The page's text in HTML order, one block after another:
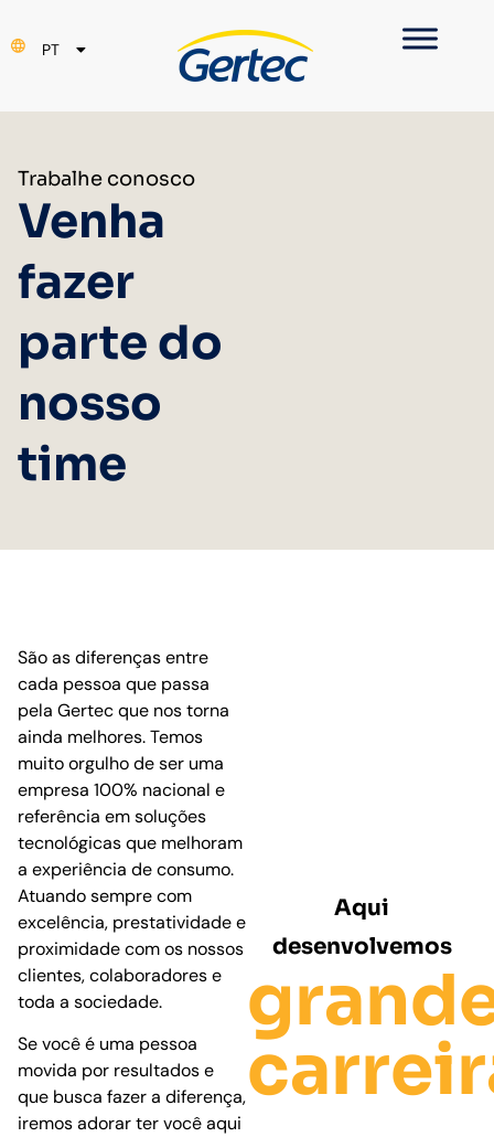
PT
ES
Trabalhe conosco
Venha
fazer
parte do
nosso
time
São as diferenças entre
cada pessoa que passa
pela Gertec que nos torna
ainda melhores. Temos
muito orgulho de ser uma
empresa 100% nacional e
referência em soluções
tecnológicas que melhoram
a experiência de consumo.
Atuando sempre com
excelência, prestatividade e
proximidade com os nossos
clientes, colaboradores e
toda a sociedade.
Se você é uma pessoa
movida por resultados e
que busca fazer a diferença,
iremos adorar ter você aqui
Aqui
desenvolvemos